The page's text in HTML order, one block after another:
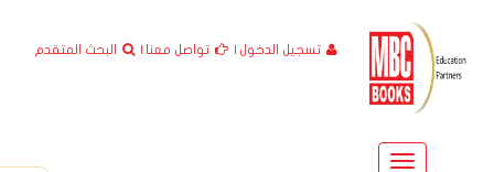
| البحث المتقدم | تواصل معنا تسجيل الدخول
Toggle